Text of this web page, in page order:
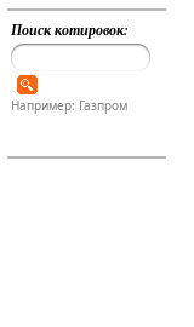
Поиск котировок:
Например: Газпром